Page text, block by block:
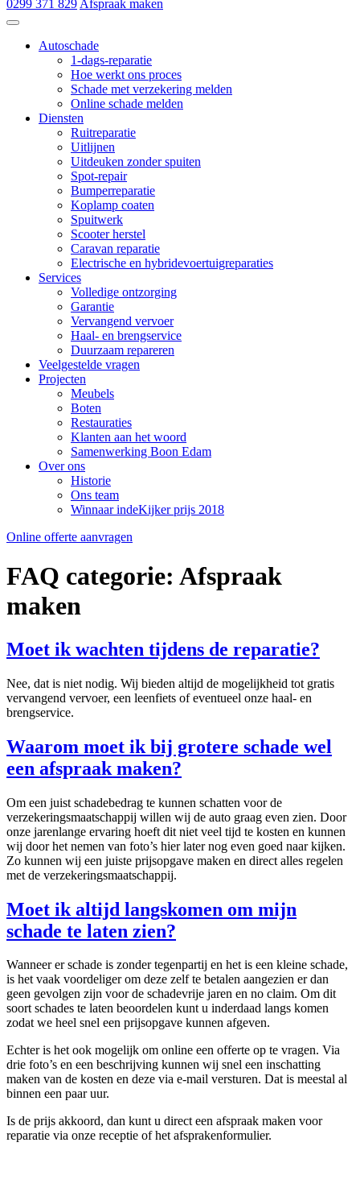
0299 371 829 Afspraak maken
Autoschade
1-dags-reparatie
Hoe werkt ons proces
Schade met verzekering melden
Online schade melden
Diensten
Ruitreparatie
Uitlijnen
Uitdeuken zonder spuiten
Spot-repair
Bumperreparatie
Koplamp coaten
Spuitwerk
Scooter herstel
Caravan reparatie
Electrische en hybridevoertuigreparaties
Services
Volledige ontzorging
Garantie
Vervangend vervoer
Haal- en brengservice
Duurzaam repareren
Veelgestelde vragen
Projecten
Meubels
Boten
Restauraties
Klanten aan het woord
Samenwerking Boon Edam
Over ons
Historie
Ons team
Winnaar indeKijker prijs 2018
Online offerte aanvragen
FAQ categorie: Afspraak
maken
Moet ik wachten tijdens de reparatie?
Nee, dat is niet nodig. Wij bieden altijd de mogelijkheid tot gratis
vervangend vervoer, een leenfiets of eventueel onze haal- en
brengservice.
Waarom moet ik bij grotere schade wel
een afspraak maken?
Om een juist schadebedrag te kunnen schatten voor de
verzekeringsmaatschappij willen wij de auto graag even zien. Door
onze jarenlange ervaring hoeft dit niet veel tijd te kosten en kunnen
wij door het nemen van foto’s hier later nog even goed naar kijken.
Zo kunnen wij een juiste prijsopgave maken en direct alles regelen
met de verzekeringsmaatschappij.
Moet ik altijd langskomen om mijn
schade te laten zien?
Wanneer er schade is zonder tegenpartij en het is een kleine schade,
is het vaak voordeliger om deze zelf te betalen aangezien er dan
geen gevolgen zijn voor de schadevrije jaren en no claim. Om dit
soort schades te laten beoordelen kunt u inderdaad langs komen
zodat we heel snel een prijsopgave kunnen afgeven.
Echter is het ook mogelijk om online een offerte op te vragen. Via
drie foto’s en een beschrijving kunnen wij snel een inschatting
maken van de kosten en deze via e-mail versturen. Dat is meestal al
binnen een paar uur.
Is de prijs akkoord, dan kunt u direct een afspraak maken voor
reparatie via onze receptie of het afsprakenformulier.